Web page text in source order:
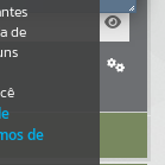
de
de